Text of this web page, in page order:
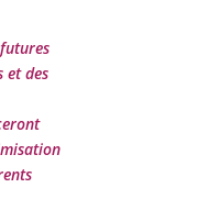
et des